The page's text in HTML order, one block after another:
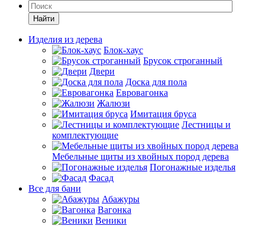
Найти
Изделия из дерева
Блок-хаус
Брусок строганный
Двери
Доска для пола
Евровагонка
Жалюзи
Имитация бруса
Лестницы и
комплектующие
Мебельные щиты из хвойных пород дерева
Погонажные изделья
Фасад
Все для бани
Абажуры
Вагонка
Веники